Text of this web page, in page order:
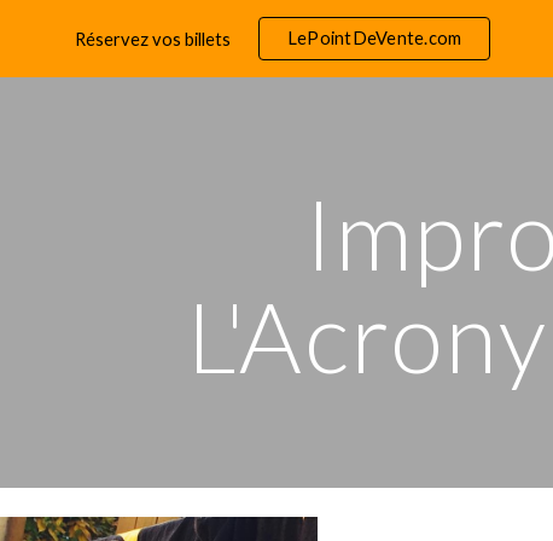
Skip to main content Skip to
Réservez vos billets LePointDeVente.com
Impro